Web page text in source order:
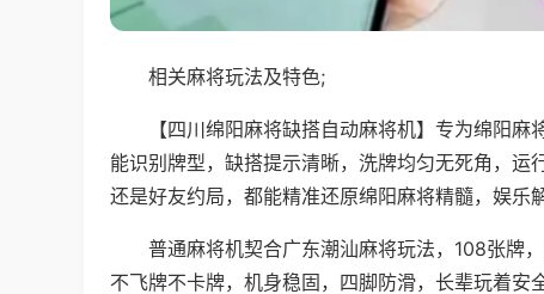
相关麻将玩法及特色;
【四川绵阳麻将缺搭自动麻将机】专为绵阳
能识别牌型，缺搭提示清晰，洗牌均匀无死角，
还是好友约局，都能精准还原绵阳麻将精髓，娱乐
普通麻将机契合广东潮汕麻将玩法，108张牌
不飞牌不卡牌，机身稳固，四脚防滑，长辈玩着